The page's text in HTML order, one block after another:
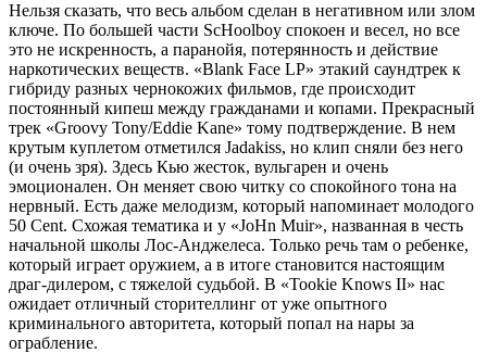
Нельзя сказать, что весь альбом сделан в негативном или злом
ключе. По большей части ScHoolboy спокоен и весел, но все
это не искренность, а паранойя, потерянность и действие
наркотических веществ. «Blank Face LP» этакий саундтрек к
гибриду разных чернокожих фильмов, где происходит
постоянный кипеш между гражданами и копами. Прекрасный
трек «Groovy Tony/Eddie Kane» тому подтверждение. В нем
крутым куплетом отметился Jadakiss, но клип сняли без него
(и очень зря). Здесь Кью жесток, вульгарен и очень
эмоционален. Он меняет свою читку со спокойного тона на
нервный. Есть даже мелодизм, который напоминает молодого
50 Cent. Схожая тематика и у «JoHn Muir», названная в честь
начальной школы Лос-Анджелеса. Только речь там о ребенке,
который играет оружием, а в итоге становится настоящим
драг-дилером, с тяжелой судьбой. В «Tookie Knows II» нас
ожидает отличный сторителлинг от уже опытного
криминального авторитета, который попал на нары за
ограбление.